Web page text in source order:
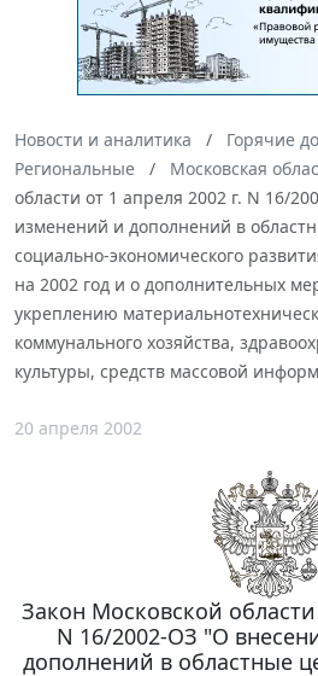
Новости и аналитика
Горячие
Региональные
Московская
области от 1 апреля 2002 г. N 16/
изменений и дополнений в
социально-экономического
на 2002 год и о дополнительных
укреплению
коммунального хозяйства,
культуры, средств массовой
20 апреля 2002
Закон Московской области
N 16/2002-ОЗ "О
дополнений в областные